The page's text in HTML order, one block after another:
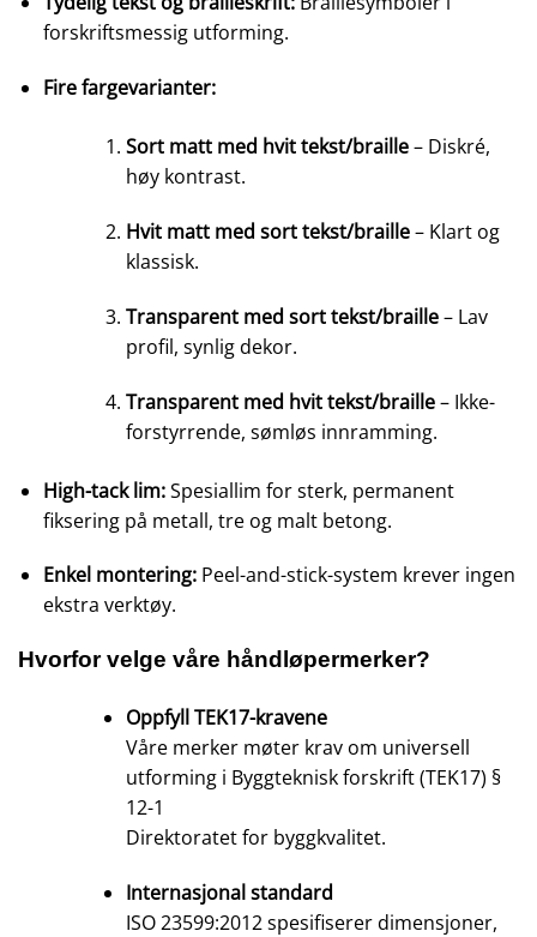
forskriftsmessig utforming.
Fire fargevarianter:
Sort matt med hvit tekst/braille– Diskré,
høy kontrast.
Hvit matt med sort tekst/braille– Klart og
klassisk.
Transparent med sort tekst/braille– Lav
profil, synlig dekor.
Transparent med hvit tekst/braille– Ikke-
forstyrrende, sømløs innramming.
High-tack lim:Spesiallim for sterk, permanent
fiksering på metall, tre og malt betong.
Enkel montering:Peel-and-stick-system krever ingen
ekstra verktøy.
Hvorfor velge våre håndløpermerker?
Oppfyll TEK17-kravene
Våre merker møter krav om universell
utforming i Byggteknisk forskrift (TEK17) §
12-1
Direktoratet for byggkvalitet.
Internasjonal standard
ISO 23599:2012 spesifiserer dimensjoner,